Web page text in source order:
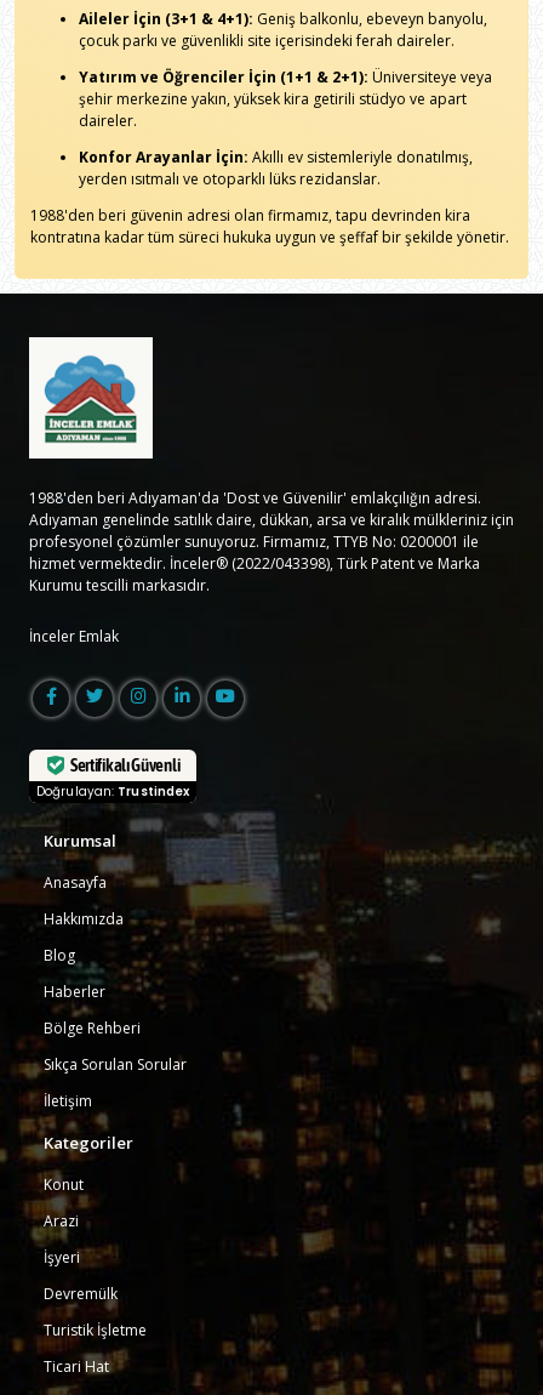
Aileler İçin (3+1 & 4+1): Geniş balkonlu, ebeveyn banyolu,
çocuk parkı ve güvenlikli site içerisindeki ferah daireler.
Yatırım ve Öğrenciler İçin (1+1 & 2+1): Üniversiteye veya
şehir merkezine yakın, yüksek kira getirili stüdyo ve apart
daireler.
Konfor Arayanlar İçin: Akıllı ev sistemleriyle donatılmış,
yerden ısıtmalı ve otoparklı lüks rezidanslar.
1988'den beri güvenin adresi olan firmamız, tapu devrinden kira
kontratına kadar tüm süreci hukuka uygun ve şeffaf bir şekilde yönetir.
1988'den beri Adıyaman'da 'Dost ve Güvenilir' emlakçılığın adresi.
Adıyaman genelinde satılık daire, dükkan, arsa ve kiralık mülkleriniz için
profesyonel çözümler sunuyoruz. Firmamız, TTYB No: 0200001 ile
hizmet vermektedir. İnceler® (2022/043398), Türk Patent ve Marka
Kurumu tescilli markasıdır.
İnceler Emlak
Sertifikalı Güvenli
Doğrulayan: Trustindex
Kurumsal
Anasayfa
Hakkımızda
Blog
Haberler
Bölge Rehberi
Sıkça Sorulan Sorular
İletişim
Kategoriler
Konut
Arazi
İşyeri
Devremülk
Turistik İşletme
Ticari Hat